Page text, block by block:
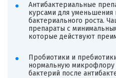
Антибактериальные
курсами для уменьшения
бактериального роста.
препараты с
которые действуют
Пробиотики и
нормальную микрофлору
бактерий после